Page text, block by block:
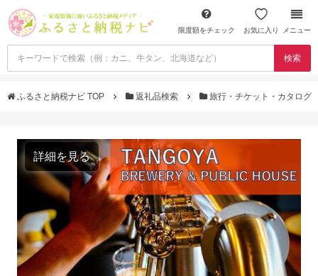
限度額をチェック お気に入り メニュー
検索
ふるさと納税ナビ TOP 返礼品検索 旅行・チケット・カタログ
詳細を見る